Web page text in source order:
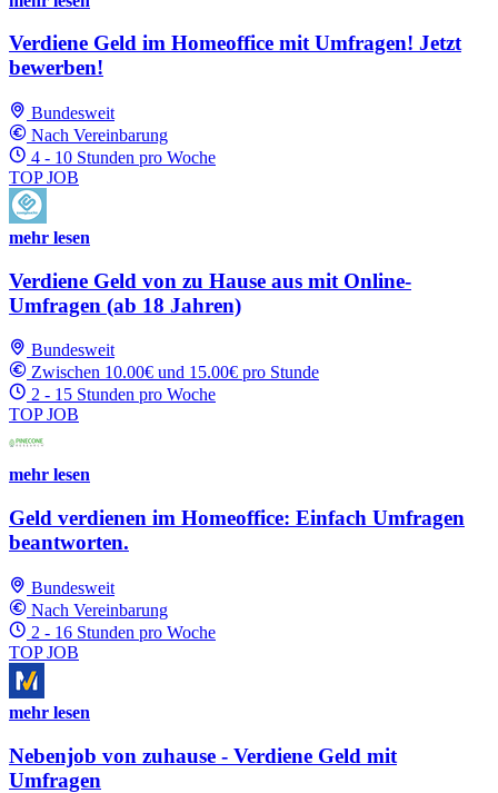
Verdiene Geld im Homeoffice mit Umfragen! Jetzt
bewerben!
Bundesweit
Nach Vereinbarung
4 - 10 Stunden pro Woche
TOP JOB
mehr lesen
Verdiene Geld von zu Hause aus mit Online-
Umfragen (ab 18 Jahren)
Bundesweit
Zwischen 10.00€ und 15.00€ pro Stunde
2 - 15 Stunden pro Woche
TOP JOB
mehr lesen
Geld verdienen im Homeoffice: Einfach Umfragen
beantworten.
Bundesweit
Nach Vereinbarung
2 - 16 Stunden pro Woche
TOP JOB
mehr lesen
Nebenjob von zuhause - Verdiene Geld mit
Umfragen